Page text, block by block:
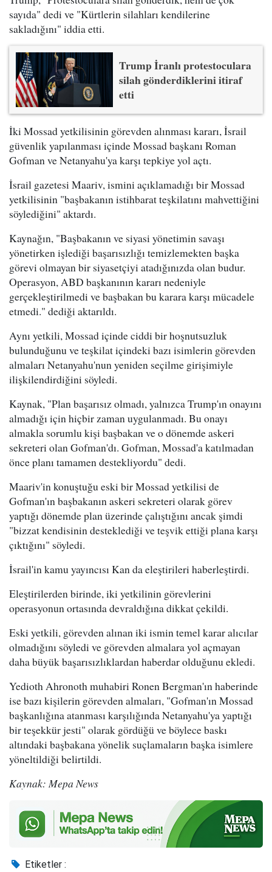
sayıda" dedi ve "Kürtlerin silahları kendilerine
sakladığını" iddia etti.
Trump İranlı protestoculara
silah gönderdiklerini itiraf
etti
İki Mossad yetkilisinin görevden alınması kararı, İsrail
güvenlik yapılanması içinde Mossad başkanı Roman
Gofman ve Netanyahu'ya karşı tepkiye yol açtı.
İsrail gazetesi Maariv, ismini açıklamadığı bir Mossad
yetkilisinin "başbakanın istihbarat teşkilatını mahvettiğini
söylediğini" aktardı.
Kaynağın, "Başbakanın ve siyasi yönetimin savaşı
yönetirken işlediği başarısızlığı temizlemekten başka
görevi olmayan bir siyasetçiyi atadığınızda olan budur.
Operasyon, ABD başkanının kararı nedeniyle
gerçekleştirilmedi ve başbakan bu karara karşı mücadele
etmedi." dediği aktarıldı.
Aynı yetkili, Mossad içinde ciddi bir hoşnutsuzluk
bulunduğunu ve teşkilat içindeki bazı isimlerin görevden
almaları Netanyahu'nun yeniden seçilme girişimiyle
ilişkilendirdiğini söyledi.
Kaynak, "Plan başarısız olmadı, yalnızca Trump'ın onayını
almadığı için hiçbir zaman uygulanmadı. Bu onayı
almakla sorumlu kişi başbakan ve o dönemde askeri
sekreteri olan Gofman'dı. Gofman, Mossad'a katılmadan
önce planı tamamen destekliyordu" dedi.
Maariv'in konuştuğu eski bir Mossad yetkilisi de
Gofman'ın başbakanın askeri sekreteri olarak görev
yaptığı dönemde plan üzerinde çalıştığını ancak şimdi
"bizzat kendisinin desteklediği ve teşvik ettiği plana karşı
çıktığını" söyledi.
İsrail'in kamu yayıncısı Kan da eleştirileri haberleştirdi.
Eleştirilerden birinde, iki yetkilinin görevlerini
operasyonun ortasında devraldığına dikkat çekildi.
Eski yetkili, görevden alınan iki ismin temel karar alıcılar
olmadığını söyledi ve görevden almalara yol açmayan
daha büyük başarısızlıklardan haberdar olduğunu ekledi.
Yedioth Ahronoth muhabiri Ronen Bergman'ın haberinde
ise bazı kişilerin görevden almaları, "Gofman'ın Mossad
başkanlığına atanması karşılığında Netanyahu'ya yaptığı
bir teşekkür jesti" olarak gördüğü ve böylece baskı
altındaki başbakana yönelik suçlamaların başka isimlere
yöneltildiği belirtildi.
Kaynak: Mepa News
Etiketler :